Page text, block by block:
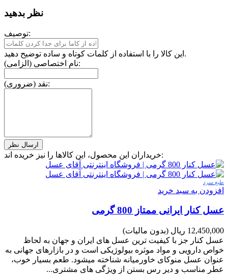
نظر بدهید
توصیف:
این کالا را با استفاده از کلمات کوتاه و ساده توضیح دهید.
نام اختصاصی (الزامی):
نقد (ضروری):
خریداران این محصول، این کالاها را نیز خریده اند:
طبع سرد
افزودن به سبد خرید
عسل کنار ایرانی ممتاز 800 گرمی
12,450,000 ریال
(بدون مالیات)
عسل کنار جز با کیفیت ترین عسل های ایران و جهان به لحاظ
خواص دارویی و مواد موثره بیولوژیکی است و در بازارهای جهانی به
عنوان عسل منوکای خاورمیانه شناخته میشود. طعم بسیار خوب،
عطر مناسب و دیر رس بستن از ویژگی های مشتری...